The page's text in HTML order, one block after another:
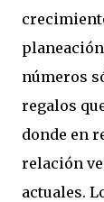
números
regalos
donde en
relación
actuales.